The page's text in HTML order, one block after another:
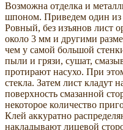
Возможна отделка и
шпоном. Приведем один из
Ровный, без изъянов лист
около 3 мм и другими
чем у самой большой
пыли и грязи, сушат,
протирают насухо. При
стекла. Затем лист кладут
поверхность смазанной
некоторое количество
Клей аккуратно
накладывают лицевой